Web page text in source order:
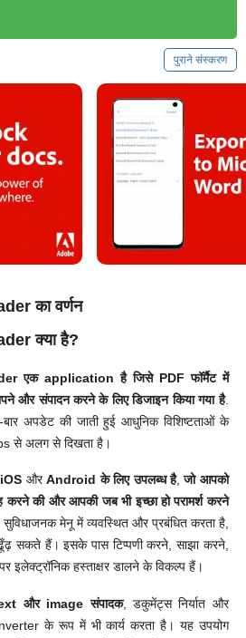
पुराने संस्करण
का वर्णन
क्या है?
एक application है जिसे PDF फॉर्मैट में
और संपादन करने के लिए डिजाइन किया गया है.
अपडेट की जाती हुई आधुनिक विशिष्टताओं के
से अलग से दिखता है।
iOS औरAndroid के लिए उपलब्ध है,जो आपको
की और आपकी जब भी इच्छा हो परामर्श करने
सुविधाजनक मेनू में व्यवस्थित और प्रबंधित करता है,
सकते हैं। इसके पास टिप्पणी करने, साझा करने,
हस्ताक्षर डालने के विकल्प हैं।
और image संपादक, डकुमेंट्स निर्यात और
के रूप में भी कार्य करता है। यह उपयोग